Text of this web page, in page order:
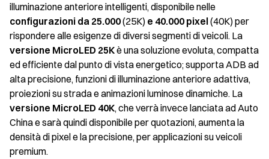
illuminazione anteriore intelligenti, disponibile nelle
configurazioni da 25.000(25K) e 40.000 pixel(40K)per
rispondere alle esigenze di diversi segmenti di veicoli. La
versione MicroLED 25Kè una soluzione evoluta, compatta
ed efficiente dal punto di vista energetico; supporta ADB ad
alta precisione, funzioni di illuminazione anteriore adattiva,
proiezioni su strada e animazioni luminose dinamiche. La
versione MicroLED 40K,cheverrà invece lanciata ad Auto
China e sarà quindi disponibile per quotazioni, aumenta la
densità di pixel e la precisione, per applicazioni su veicoli
premium.